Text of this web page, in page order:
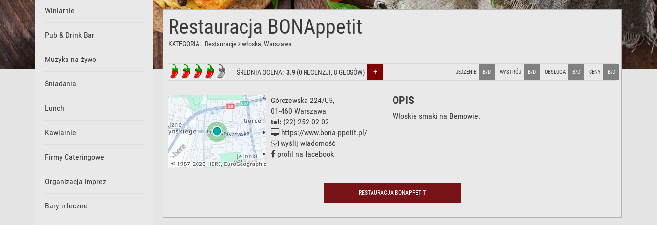
Winiarnie
Pub & Drink Bar
Muzyka na żywo
Śniadania
Lunch
Kawiarnie
Firmy Cateringowe
Organizacja imprez
Bary mleczne
Restauracja BONAppetit
KATEGORIA: Restauracje włoska, Warszawa
ŚREDNIA OCENA: 3.9 (0 RECENZJI, 8 GŁOSÓW) + JEDZENIE B/D WYSTRÓJ B/D OBSŁUGA B/D CENY B/D
Górczewska 224/U5,
01-460 Warszawa
tel: (22) 252 02 02
https://www.bona-ppetit.pl/
wyślij wiadomość
profil na facebook
OPIS
Włoskie smaki na Bemowie.
RESTAURACJA BONAPPETIT